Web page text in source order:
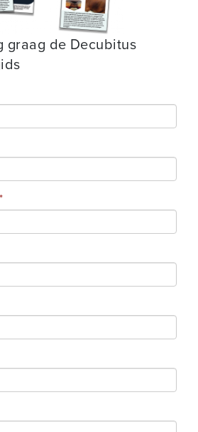
graag de Decubitus
*